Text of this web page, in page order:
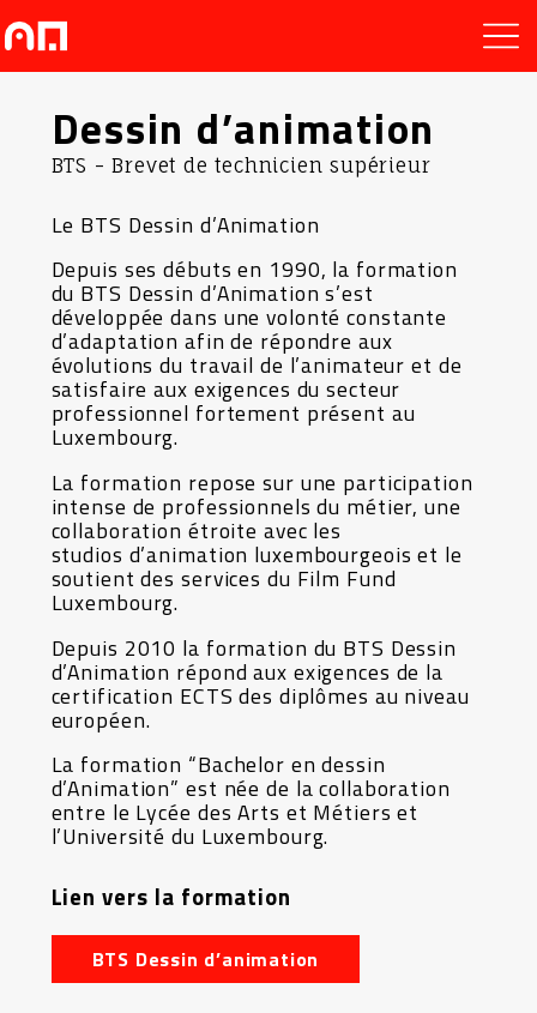
Dessin d’animation
BTS - Brevet de technicien supérieur
Le BTS Dessin d’Animation
Depuis ses débuts en 1990, la formation
du BTS Dessin d’Animation s’est
développée dans une volonté constante
d’adaptation afin de répondre aux
évolutions du travail de l’animateur et de
satisfaire aux exigences du secteur
professionnel fortement présent au
Luxembourg.
La formation repose sur une participation
intense de professionnels du métier, une
collaboration étroite avec les
studios d’animation luxembourgeois et le
soutient des services du Film Fund
Luxembourg.
Depuis 2010 la formation du BTS Dessin
d’Animation répond aux exigences de la
certification ECTS des diplômes au niveau
européen.
La formation “Bachelor en dessin
d’Animation” est née de la collaboration
entre le Lycée des Arts et Métiers et
l’Université du Luxembourg.
Lien vers la formation
BTS Dessin d’animation